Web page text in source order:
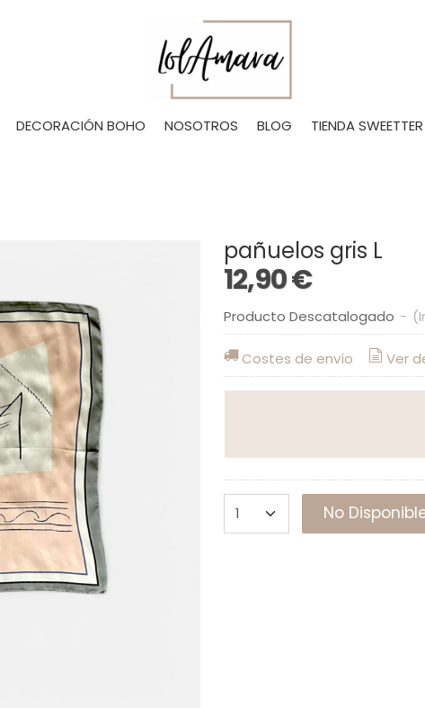
DECORACIÓN BOHO NOSOTROS BLOG TIENDA SWEETTER
pañuelos gris L
12,90 €
Producto Descatalogado -
Costes de envío Ver
No